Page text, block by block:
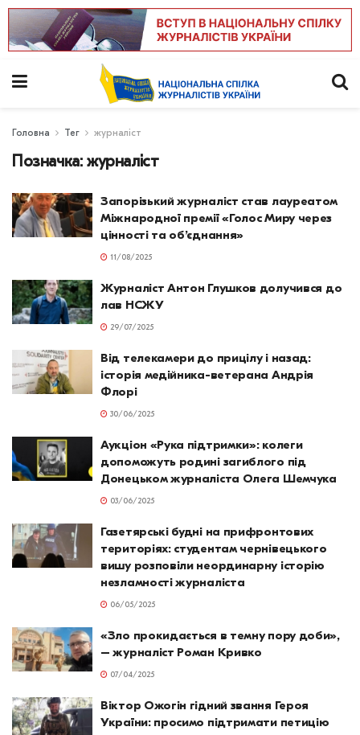
Головна Тег журналіст
Позначка: журналіст
Запорізький журналіст став лауреатом
Міжнародної премії «Голос Миру через
цінності та об’єднання»
11/08/2025
Журналіст Антон Глушков долучився до
лав НСЖУ
29/07/2025
Від телекамери до прицілу і назад:
історія медійника-ветерана Андрія
Флорі
30/06/2025
Аукціон «Рука підтримки»: колеги
допоможуть родині загиблого під
Донецьком журналіста Олега Шемчука
03/06/2025
Газетярські будні на прифронтових
територіях: студентам чернівецького
вишу розповіли неординарну історію
незламності журналіста
06/05/2025
«Зло прокидається в темну пору доби»,
– журналіст Роман Кривко
07/04/2025
Віктор Ожогін гідний звання Героя
України: просимо підтримати петицію